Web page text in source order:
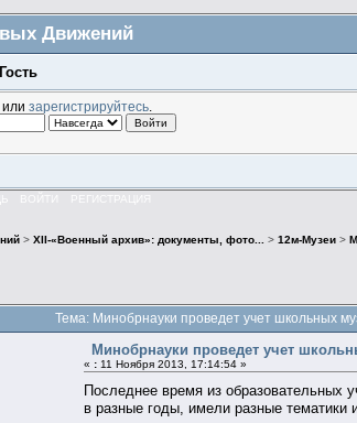
Движений
Гость
или зарегистрируйтесь.
ВОЙТИ РЕГИСТРАЦИЯ
>XII-«Военный архив»: документы, фото... >12м-Музеи >
Тема: Минобрнауки проведет учет школьных
Минобрнауки проведет учет
« : 11 Ноября 2013, 17:14:54 »
Последнее время из образовательных
в разные годы, имели разные